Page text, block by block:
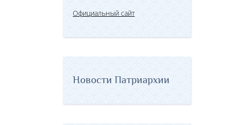
Официальный сайт
Новости Патриархии